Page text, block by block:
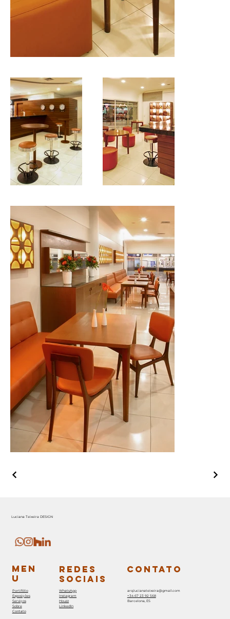
Luciana Teixeira DESIGN
MEN
U
REDES
SOCIAIS
CONTATO
Portifólio
Exposições
Serviços
Sobre
Contato
WhatsApp
Instagram
Houzz
LinkedIn
arq.lucianateixeira@gmail.com
+34 67 23 92 568
Barcelona, ES